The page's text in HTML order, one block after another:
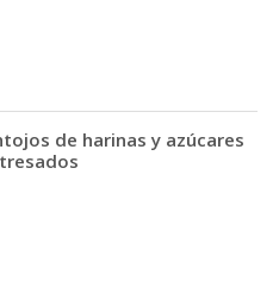
de harinas y azúcares